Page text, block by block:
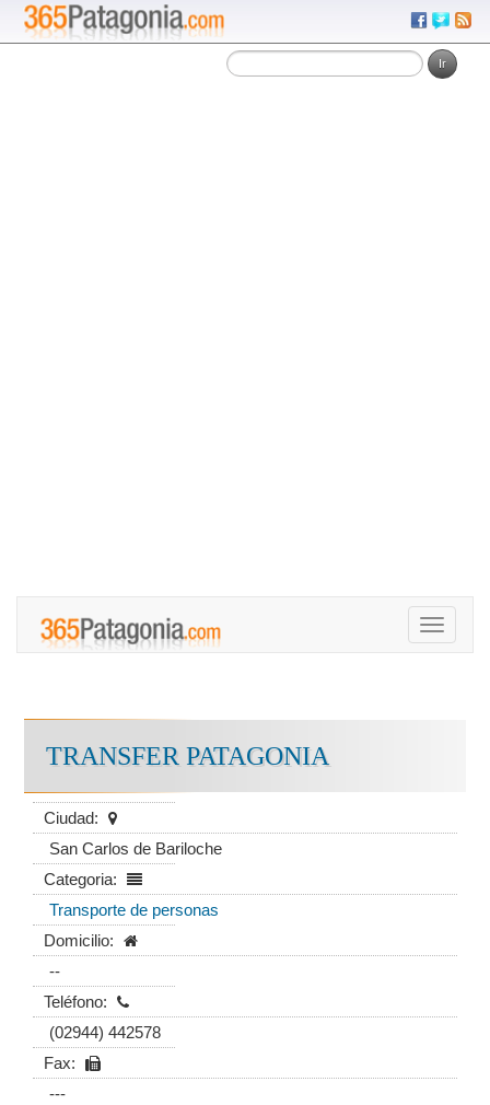
Toggle
TRANSFER PATAGONIA
Ciudad:
San Carlos de Bariloche
Categoria:
Transporte de personas
Domicilio:
--
Teléfono:
(02944) 442578
Fax:
---